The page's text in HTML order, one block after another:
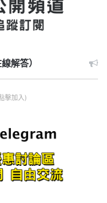
解答）
擊加入)